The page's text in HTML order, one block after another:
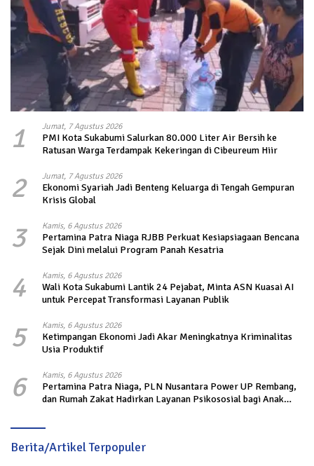
1 Jumat, 7 Agustus 2026
PMI Kota Sukabumi Salurkan 80.000 Liter Air Bersih ke
Ratusan Warga Terdampak Kekeringan di Cibeureum Hiir
2 Jumat, 7 Agustus 2026
Ekonomi Syariah Jadi Benteng Keluarga di Tengah Gempuran
Krisis Global
3 Kamis, 6 Agustus 2026
Pertamina Patra Niaga RJBB Perkuat Kesiapsiagaan Bencana
Sejak Dini melalui Program Panah Kesatria
4 Kamis, 6 Agustus 2026
Wali Kota Sukabumi Lantik 24 Pejabat, Minta ASN Kuasai AI
untuk Percepat Transformasi Layanan Publik
5 Kamis, 6 Agustus 2026
Ketimpangan Ekonomi Jadi Akar Meningkatnya Kriminalitas
Usia Produktif
6 Kamis, 6 Agustus 2026
Pertamina Patra Niaga, PLN Nusantara Power UP Rembang,
dan Rumah Zakat Hadirkan Layanan Psikososial bagi Anak
Berita/Artikel Terpopuler